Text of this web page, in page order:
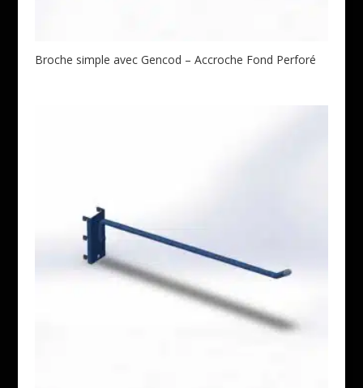
Broche simple avec Gencod – Accroche Fond Perforé